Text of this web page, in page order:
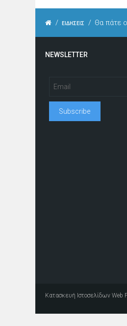
/ ΕΙΔΗΣΕΙΣ / Θα πάτε
NEWSLETTER
Κατασκευή Ιστοσελίδων Web